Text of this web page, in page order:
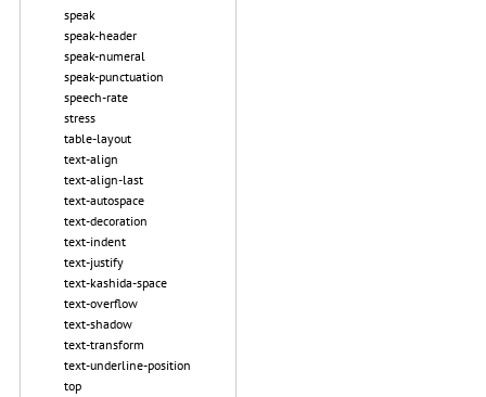
speak
speak-header
speak-numeral
speak-punctuation
speech-rate
stress
table-layout
text-align
text-align-last
text-autospace
text-decoration
text-indent
text-justify
text-kashida-space
text-overflow
text-shadow
text-transform
text-underline-position
top